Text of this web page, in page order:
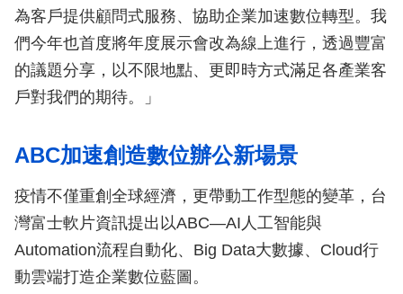
為客戶提供顧問式服務、協助企業加速數位轉型。我
們今年也首度將年度展示會改為線上進行，透過豐富
的議題分享，以不限地點、更即時方式滿足各產業客
戶對我們的期待。」
ABC加速創造數位辦公新場景
疫情不僅重創全球經濟，更帶動工作型態的變革，台
灣富士軟片資訊提出以ABC—AI人工智能與
Automation流程自動化、Big Data大數據、Cloud行
動雲端打造企業數位藍圖。